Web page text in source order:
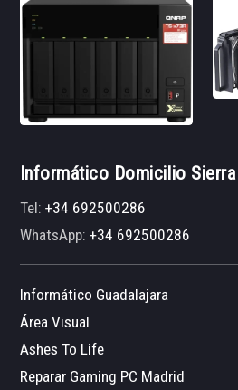
Informático Domicilio
Tel:+34 692500286
WhatsApp:+34 692500286
Informático Guadalajara
Área Visual
Ashes To Life
Reparar Gaming PC Madrid